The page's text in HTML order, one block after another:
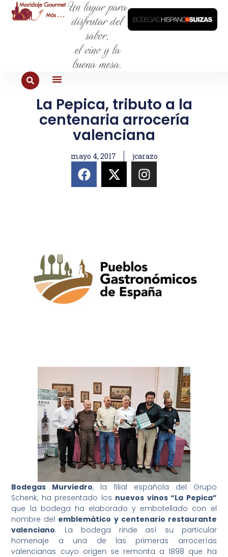
Un lugar para
disfrutar del
sabor,
el vino y la
buena mesa.
La Pepica, tributo a la
centenaria arrocería
valenciana
mayo 4, 2017 jcarazo
Bodegas Murviedro, la filial española del Grupo
Schenk, ha presentado los nuevos vinos “La Pepica”
que la bodega ha elaborado y embotellado con el
nombre del emblemático y centenario restaurante
valenciano. La bodega rinde así su particular
homenaje a una de las primeras arrocerías
valencianas cuyo origen se remonta a 1898 que ha